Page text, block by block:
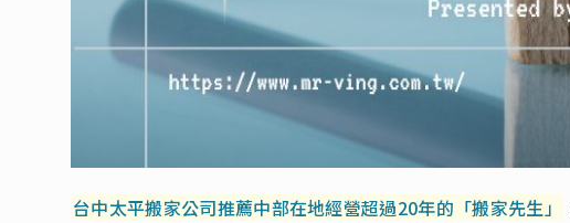
台中太平搬家公司推薦中部在地經營超過20年的「搬家先生」